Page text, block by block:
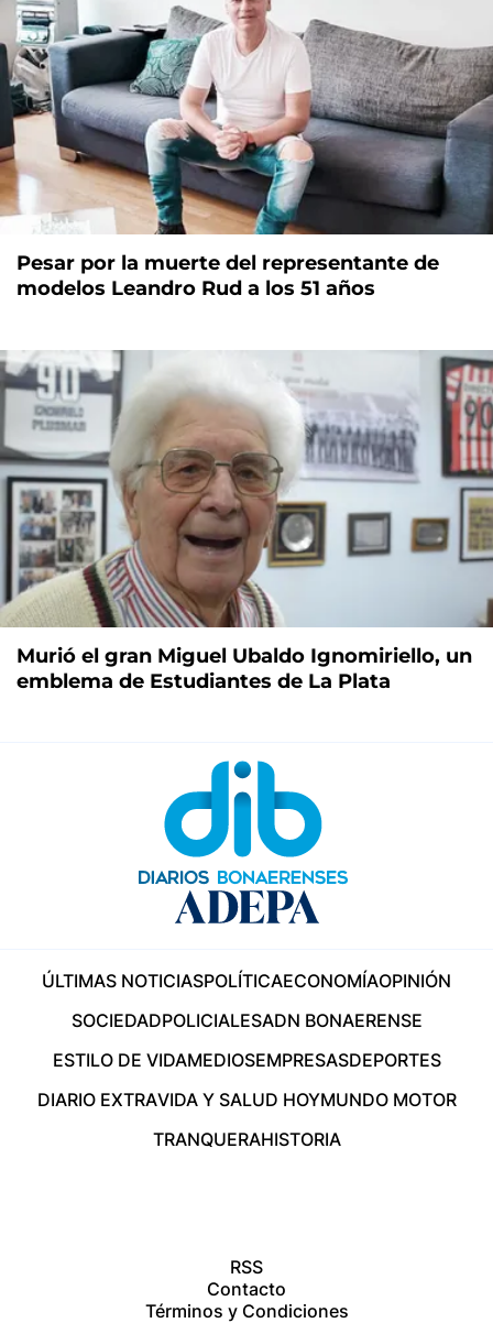
Pesar por la muerte del representante de
modelos Leandro Rud a los 51 años
Murió el gran Miguel Ubaldo Ignomiriello, un
emblema de Estudiantes de La Plata
ÚLTIMAS NOTICIASPOLÍTICAECONOMÍAOPINIÓN
SOCIEDADPOLICIALESADN BONAERENSE
ESTILO DE VIDAMEDIOSEMPRESASDEPORTES
DIARIO EXTRAVIDA Y SALUD HOYMUNDO MOTOR
TRANQUERAHISTORIA
RSS
Contacto
Términos y Condiciones